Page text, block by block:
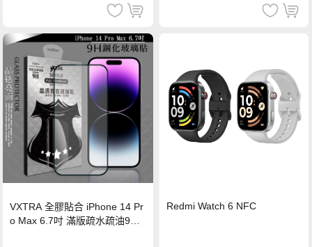
VXTRA 全膠貼合 iPhone 14 Pr
o Max 6.7吋 滿版疏水疏油9H
Redmi Watch 6 NFC